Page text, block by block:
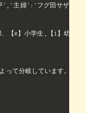
','主婦':'フグ田サザ
【e】小学生,【i】幼児,
って分岐しています。